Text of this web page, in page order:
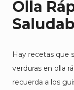
Olla
Hay recetas que
verduras en olla
recuerda a los